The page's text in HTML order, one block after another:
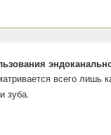
всего лишь
зуба.